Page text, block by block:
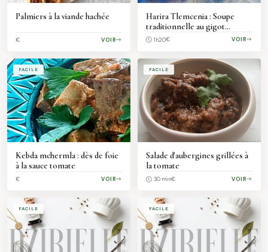
Palmiers à la viande hachée
€ VOIR
Harira Tlemcenia : Soupe
traditionnelle au gigot
d'agneau et au levain
1h20€ VOIR
FACILE
Kebda mchermla : dès de foie
à la sauce tomate
€ VOIR
FACILE
Salade d'aubergines grillées à
la tomate
30 min€ VOIR
FACILE FACILE